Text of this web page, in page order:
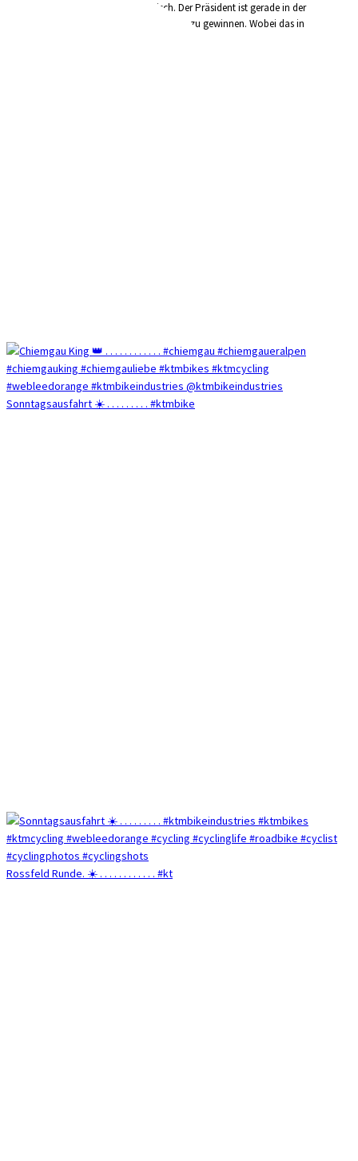
Es ist staubig, laut und hektisch. Der Präsident ist gerade in der
Stadt und versucht Wählerstimmen zu gewinnen. Wobei das in
Sonntagsausfahrt ☀️ . . . . . . . . . #ktmbike
Rossfeld Runde. ☀️ . . . . . . . . . . . . #kt